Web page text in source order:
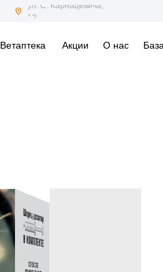
ул. С. Карнацевича,
12
О нас
Акции
Ветаптека